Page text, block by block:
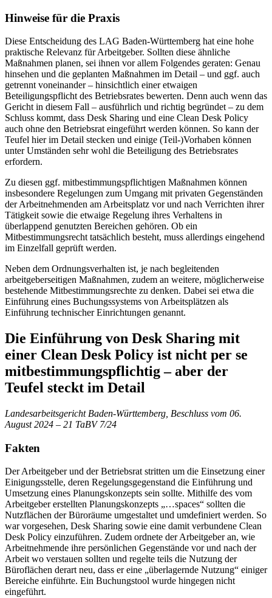
Hinweise für die Praxis
Diese Entscheidung des LAG Baden-Württemberg hat eine hohe
praktische Relevanz für Arbeitgeber. Sollten diese ähnliche
Maßnahmen planen, sei ihnen vor allem Folgendes geraten: Genau
hinsehen und die geplanten Maßnahmen im Detail – und ggf. auch
getrennt voneinander – hinsichtlich einer etwaigen
Beteiligungspflicht des Betriebsrates bewerten. Denn auch wenn das
Gericht in diesem Fall – ausführlich und richtig begründet – zu dem
Schluss kommt, dass Desk Sharing und eine Clean Desk Policy
auch ohne den Betriebsrat eingeführt werden können. So kann der
Teufel hier im Detail stecken und einige (Teil-)Vorhaben können
unter Umständen sehr wohl die Beteiligung des Betriebsrates
erfordern.
Zu diesen ggf. mitbestimmungspflichtigen Maßnahmen können
insbesondere Regelungen zum Umgang mit privaten Gegenständen
der Arbeitnehmenden am Arbeitsplatz vor und nach Verrichten ihrer
Tätigkeit sowie die etwaige Regelung ihres Verhaltens in
überlappend genutzten Bereichen gehören. Ob ein
Mitbestimmungsrecht tatsächlich besteht, muss allerdings eingehend
im Einzelfall geprüft werden.
Neben dem Ordnungsverhalten ist, je nach begleitenden
arbeitgeberseitigen Maßnahmen, zudem an weitere, möglicherweise
bestehende Mitbestimmungsrechte zu denken. Dabei sei etwa die
Einführung eines Buchungssystems von Arbeitsplätzen als
Einführung technischer Einrichtungen genannt.
Die Einführung von Desk Sharing mit
einer Clean Desk Policy ist nicht per se
mitbestimmungspflichtig – aber der
Teufel steckt im Detail
Landesarbeitsgericht Baden-Württemberg, Beschluss vom 06.
August 2024 – 21 TaBV 7/24
Fakten
Der Arbeitgeber und der Betriebsrat stritten um die Einsetzung einer
Einigungsstelle, deren Regelungsgegenstand die Einführung und
Umsetzung eines Planungskonzepts sein sollte. Mithilfe des vom
Arbeitgeber erstellten Planungskonzepts „…spaces“ sollten die
Nutzflächen der Büroräume umgestaltet und umdefiniert werden. So
war vorgesehen, Desk Sharing sowie eine damit verbundene Clean
Desk Policy einzuführen. Zudem ordnete der Arbeitgeber an, wie
Arbeitnehmende ihre persönlichen Gegenstände vor und nach der
Arbeit wo verstauen sollten und regelte teils die Nutzung der
Büroflächen derart neu, dass er eine „überlagernde Nutzung“ einiger
Bereiche einführte. Ein Buchungstool wurde hingegen nicht
eingeführt.